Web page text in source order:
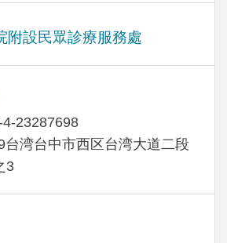
附設民眾診療服務處
23287698
台湾台中市西区台湾大道二段
3